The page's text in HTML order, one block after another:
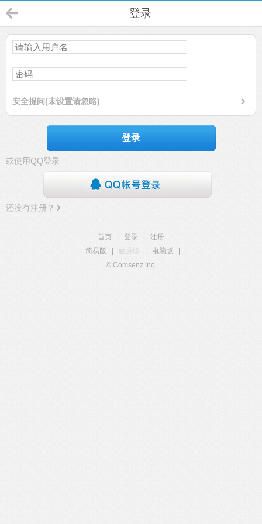
登录
安全提问(未设置请忽略)
登录
或使用QQ登录
还没有注册？
首页 登录
注册
简易版
触屏版 电脑版
© Comsenz Inc.